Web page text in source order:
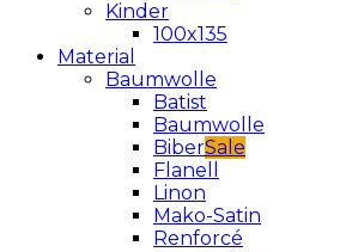
Kinder
100x135
Material
Baumwolle
Batist
Baumwolle
Biber
Flanell
Linon
Mako-Satin
Renforcé